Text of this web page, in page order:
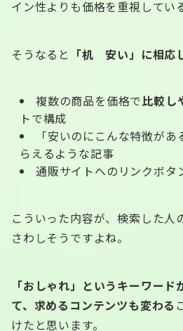
イン性よりも価格を重視してい
そうなると 「机 安い」に相応
複数の商品を価格で比較し
トで構成
「安いのにこんな特徴が
らえるような記事
通販サイトへのリンクボタ
こういった内容が、検索した人
さわしそうですよね。
「おしゃれ」というキーワー
て、求めるコンテンツも変わる
けたと思います。